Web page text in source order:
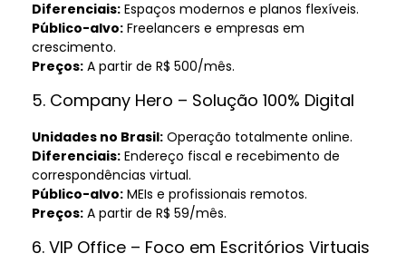
Diferenciais: Espaços modernos e planos flexíveis.
Público-alvo: Freelancers e empresas em
crescimento.
Preços: A partir de R$ 500/mês.
5. Company Hero – Solução 100% Digital
Unidades no Brasil: Operação totalmente online.
Diferenciais: Endereço fiscal e recebimento de
correspondências virtual.
Público-alvo: MEIs e profissionais remotos.
Preços: A partir de R$ 59/mês.
6. VIP Office – Foco em Escritórios Virtuais